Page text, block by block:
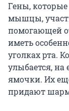
Гены,
мышцы,
помогающей
иметь
уголках рта.
улыбается,
ямочки. Их
придают